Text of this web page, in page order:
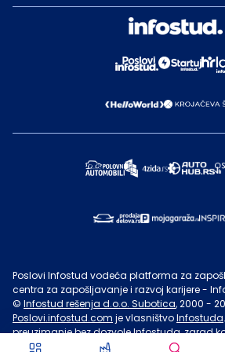
Poslovi Infostud vodeća platforma za
centra za zapošljavanje i razvoj karijere -
© Infostud rešenja d.o.o. Subotica, 2000 -
Poslovi.infostud.com je vlasništvoInfostuda
preuzimanje bez dozvoleInfostuda, zarad
u druge svrhe, osim za lične potrebe